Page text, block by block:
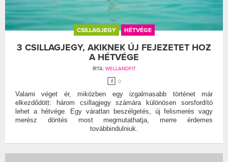
CSILLAGJEGY HÉTVÉGE
3 CSILLAGJEGY, AKIKNEK ÚJ FEJEZETET HOZ
A HÉTVÉGE
ÍRTA: WELLANDFIT
0
Valami véget ér, miközben egy izgalmasabb történet már
elkezdődött: három csillagjegy számára különösen sorsfordító
lehet a hétvége. Egy váratlan beszélgetés, új felismerés vagy
merész döntés most megmutathatja, merre érdemes
továbbindulniuk.